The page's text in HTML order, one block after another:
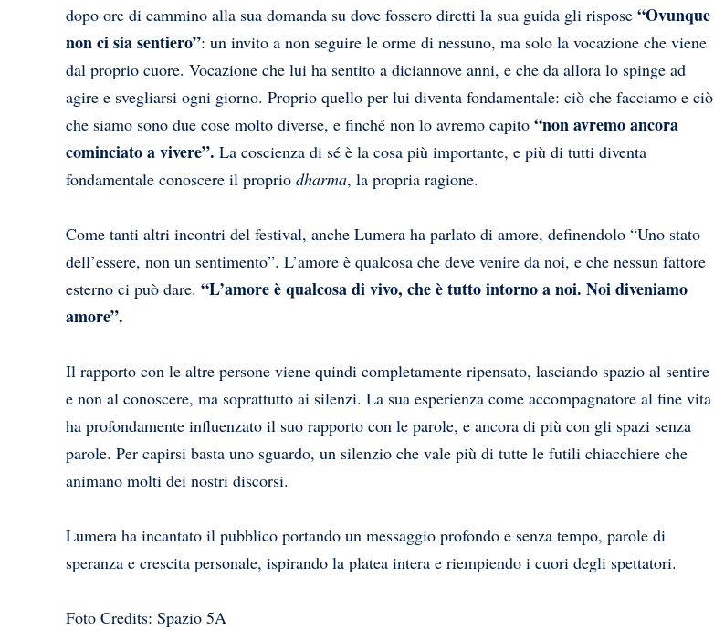
dopo ore di cammino alla sua domanda su dove fossero diretti la sua guida gli rispose “Ovunque
non ci sia sentiero”: un invito a non seguire le orme di nessuno, ma solo la vocazione che viene
dal proprio cuore. Vocazione che lui ha sentito a diciannove anni, e che da allora lo spinge ad
agire e svegliarsi ogni giorno. Proprio quello per lui diventa fondamentale: ciò che facciamo e ciò
che siamo sono due cose molto diverse, e finché non lo avremo capito “non avremo ancora
cominciato a vivere”. La coscienza di sé è la cosa più importante, e più di tutti diventa
fondamentale conoscere il proprio dharma, la propria ragione.
Come tanti altri incontri del festival, anche Lumera ha parlato di amore, definendolo “Uno stato
dell’essere, non un sentimento”. L’amore è qualcosa che deve venire da noi, e che nessun fattore
esterno ci può dare. “L’amore è qualcosa di vivo, che è tutto intorno a noi. Noi diveniamo
amore”.
Il rapporto con le altre persone viene quindi completamente ripensato, lasciando spazio al sentire
e non al conoscere, ma soprattutto ai silenzi. La sua esperienza come accompagnatore al fine vita
ha profondamente influenzato il suo rapporto con le parole, e ancora di più con gli spazi senza
parole. Per capirsi basta uno sguardo, un silenzio che vale più di tutte le futili chiacchiere che
animano molti dei nostri discorsi.
Lumera ha incantato il pubblico portando un messaggio profondo e senza tempo, parole di
speranza e crescita personale, ispirando la platea intera e riempiendo i cuori degli spettatori.
Foto Credits: Spazio 5A